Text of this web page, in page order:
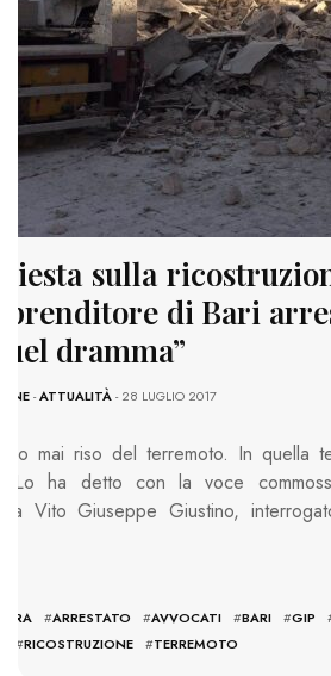
sulla
di Bari
dramma”
-ATTUALITÀ- 28 LUGLIO 2017
ho mai riso del terremoto. In quella
Lo ha detto con la voce
Vito Giuseppe Giustino,
#ARRESTATO #AVVOCATI #BARI #GIP
#RICOSTRUZIONE #TERREMOTO